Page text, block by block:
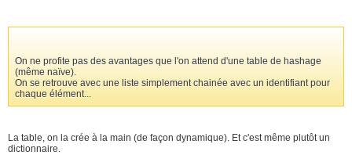
On ne profite pas des avantages que l'on attend d'une table de hashage
(même naïve).
On se retrouve avec une liste simplement chainée avec un identifiant pour
chaque élément...
La table, on la crée à la main (de façon dynamique). Et c'est même plutôt un
dictionnaire.